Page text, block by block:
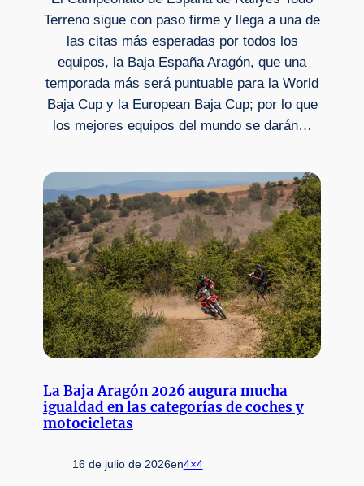
Terreno sigue con paso firme y llega a una de
las citas más esperadas por todos los
equipos, la Baja España Aragón, que una
temporada más será puntuable para la World
Baja Cup y la European Baja Cup; por lo que
los mejores equipos del mundo se darán…
La Baja Aragón 2026 augura mucha
igualdad en las categorías de coches y
motocicletas
16 de julio de 2026en4×4